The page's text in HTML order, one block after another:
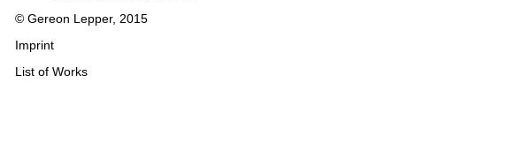
© Gereon Lepper, 2015
Imprint
List of Works